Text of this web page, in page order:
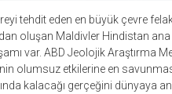
tehdit eden en büyük çevre
oluşan Maldivler Hindistan
var. ABD Jeolojik Araştırma
olumsuz etkilerine en
kalacağı gerçeğini dünyaya